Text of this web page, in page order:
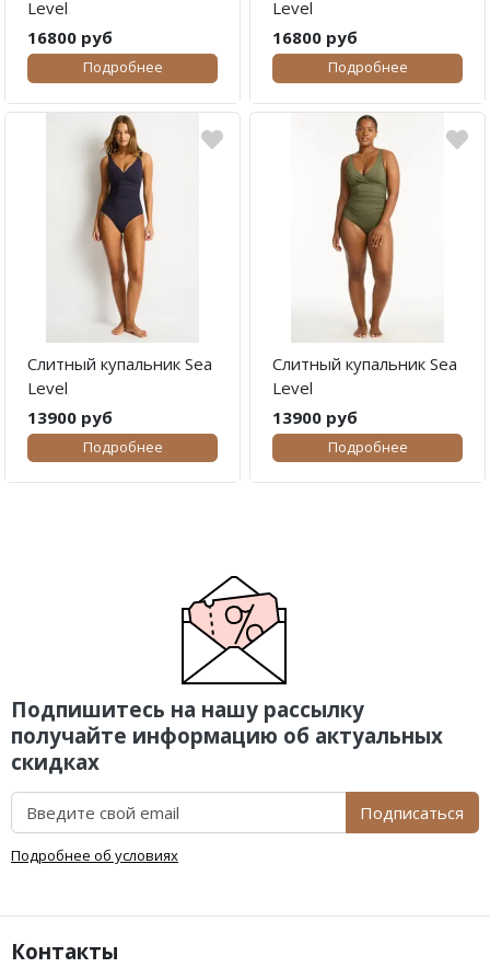
Level
16800 руб
Подробнее
Level
16800 руб
Подробнее
Слитный купальник Sea
Level
13900 руб
Подробнее
Слитный купальник Sea
Level
13900 руб
Подробнее
Подпишитесь на нашу рассылку
получайте информацию об актуальных
скидках
Подписаться
Подробнее об условиях
Контакты